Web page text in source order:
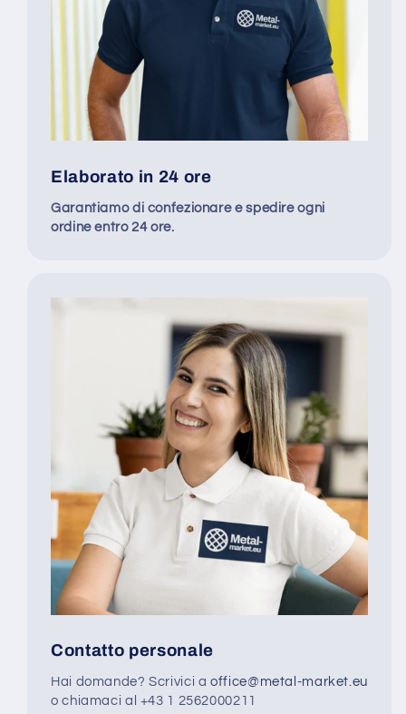
Elaborato in 24 ore
Garantiamo di confezionare e spedire ogni
ordine entro 24 ore.
Contatto personale
Hai domande? Scrivici aoffice@metal-market.eu
o chiamaci al +43 1 2562000211